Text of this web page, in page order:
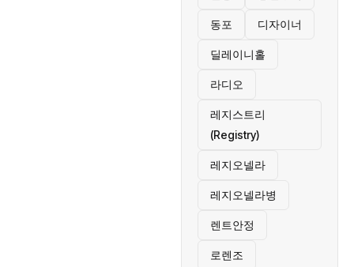
동포 디자이너
딜레이니홀
라디오
레지스트리
(Registry)
레지오넬라
레지오넬라병
렌트안정
로렌조